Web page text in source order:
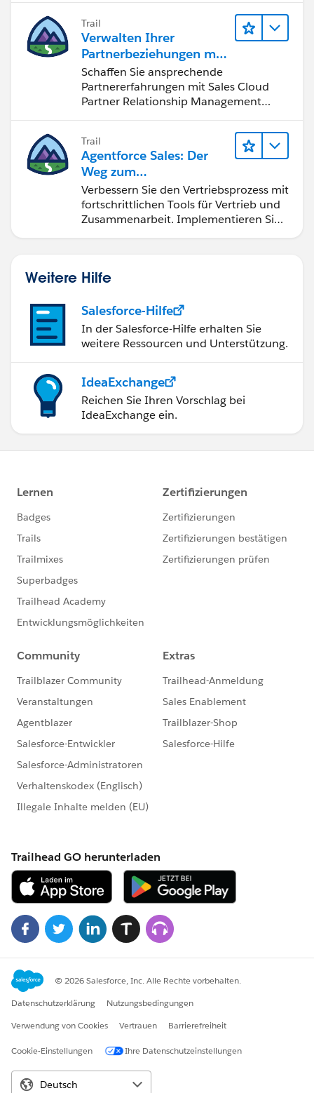
Trail
Verwalten Ihrer
Partnerbeziehungen mit
Sales Cloud PRM
Schaffen Sie ansprechende
Partnererfahrungen mit Sales Cloud
Partner Relationship Management
Trail
Agentforce Sales: Der
Weg zum
Vertriebsspezialisten
Verbessern Sie den Vertriebsprozess mit
fortschrittlichen Tools für Vertrieb und
Zusammenarbeit. Implementieren Sie
Weitere Hilfe
Salesforce-Hilfe
In der Salesforce-Hilfe erhalten Sie
weitere Ressourcen und Unterstützung.
IdeaExchange
Reichen Sie Ihren Vorschlag bei
IdeaExchange ein.